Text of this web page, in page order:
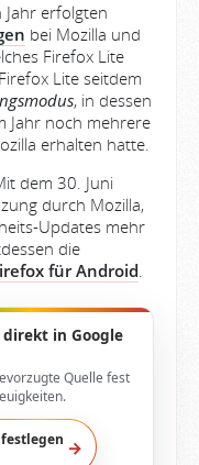
Jahr erfolgten
bei Mozilla und
Firefox Lite
Lite seitdem
, in dessen
Jahr noch mehrere
erhalten hatte.
dem 30. Juni
durch Mozilla,
Updates mehr
die
für Android.
in Google
Quelle fest
→